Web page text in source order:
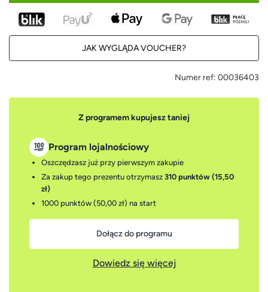
JAK WYGLĄDA VOUCHER?
Numer ref: 00036403
Z programem kupujesz taniej
Program lojalnościowy
Oszczędzasz już przy pierwszym zakupie
Za zakup tego prezentu otrzymasz 310 punktów (15,50
zł)
1000 punktów (50,00 zł) na start
Dołącz do programu
Dowiedz się więcej